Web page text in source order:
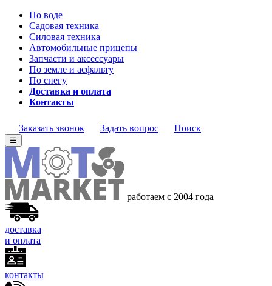
По воде
Садовая техника
Силовая техника
Автомобильные прицепы
Запчасти и аксессуары
По земле и асфальту
По снегу
Доставка и оплата
Контакты
Заказать звонок Задать вопрос Поиск
☰
работаем с 2004 года
доставка
и оплата
контакты